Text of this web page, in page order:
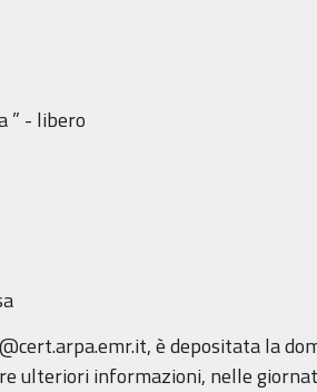
” - libero
è depositata la
ulteriori informazioni, nelle